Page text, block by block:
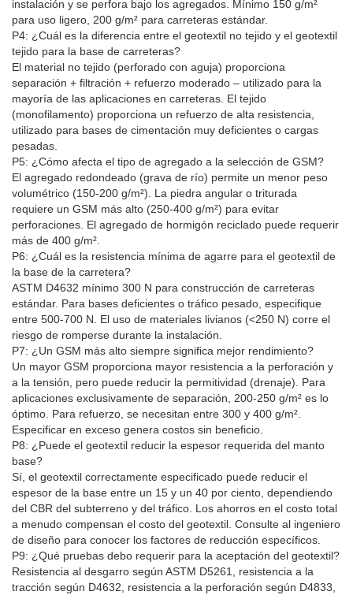
instalación y se perfora bajo los agregados. Mínimo 150 g/m²
para uso ligero, 200 g/m² para carreteras estándar.
P4: ¿Cuál es la diferencia entre el geotextil no tejido y el geotextil
tejido para la base de carreteras?
El material no tejido (perforado con aguja) proporciona
separación + filtración + refuerzo moderado – utilizado para la
mayoría de las aplicaciones en carreteras. El tejido
(monofilamento) proporciona un refuerzo de alta resistencia,
utilizado para bases de cimentación muy deficientes o cargas
pesadas.
P5: ¿Cómo afecta el tipo de agregado a la selección de GSM?
El agregado redondeado (grava de río) permite un menor peso
volumétrico (150-200 g/m²). La piedra angular o triturada
requiere un GSM más alto (250-400 g/m²) para evitar
perforaciones. El agregado de hormigón reciclado puede requerir
más de 400 g/m².
P6: ¿Cuál es la resistencia mínima de agarre para el geotextil de
la base de la carretera?
ASTM D4632 mínimo 300 N para construcción de carreteras
estándar. Para bases deficientes o tráfico pesado, especifique
entre 500-700 N. El uso de materiales livianos (<250 N) corre el
riesgo de romperse durante la instalación.
P7: ¿Un GSM más alto siempre significa mejor rendimiento?
Un mayor GSM proporciona mayor resistencia a la perforación y
a la tensión, pero puede reducir la permitividad (drenaje). Para
aplicaciones exclusivamente de separación, 200-250 g/m² es lo
óptimo. Para refuerzo, se necesitan entre 300 y 400 g/m².
Especificar en exceso genera costos sin beneficio.
P8: ¿Puede el geotextil reducir la espesor requerida del manto
base?
Sí, el geotextil correctamente especificado puede reducir el
espesor de la base entre un 15 y un 40 por ciento, dependiendo
del CBR del subterreno y del tráfico. Los ahorros en el costo total
a menudo compensan el costo del geotextil. Consulte al ingeniero
de diseño para conocer los factores de reducción específicos.
P9: ¿Qué pruebas debo requerir para la aceptación del geotextil?
Resistencia al desgarro según ASTM D5261, resistencia a la
tracción según D4632, resistencia a la perforación según D4833,